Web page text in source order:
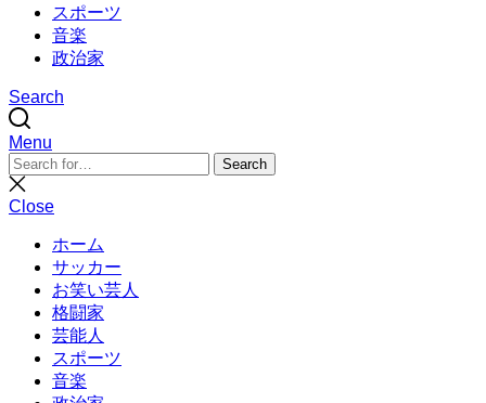
スポーツ
音楽
政治家
Search
Menu
Search
for:
Search
Close
search
Close
ホーム
サッカー
お笑い芸人
格闘家
芸能人
スポーツ
音楽